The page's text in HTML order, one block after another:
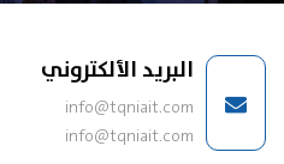
البريد الألكتروني
info@tqniait.com
info@tqniait.com